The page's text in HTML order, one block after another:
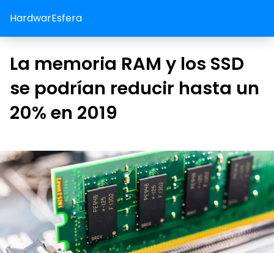
HardwarEsfera
La memoria RAM y los SSD
se podrían reducir hasta un
20% en 2019